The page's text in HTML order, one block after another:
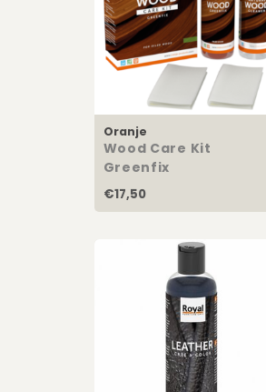
Oranje
Wood Care Kit
Greenfix
€17,50